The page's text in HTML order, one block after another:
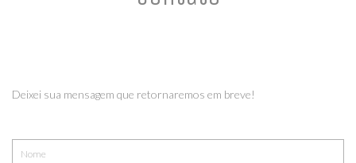
Deixei sua mensagem que retornaremos em breve!